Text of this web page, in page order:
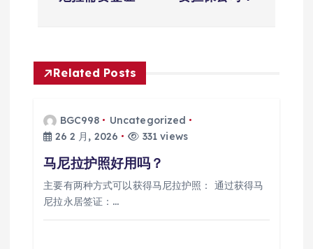
航Related Posts
BGC998
Uncategorized
26 2 月, 2026
331 views
马尼拉护照好用吗？
主要有两种方式可以获得马尼拉护照： 通过获得马
尼拉永居签证：…